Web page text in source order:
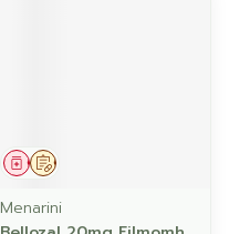
Op voorschrift
Geneesmiddel
Menarini